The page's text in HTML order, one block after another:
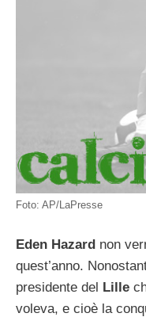
Foto: AP/LaPresse
Eden Hazard non
quest’anno.
presidente del Lille
voleva, e cioè la